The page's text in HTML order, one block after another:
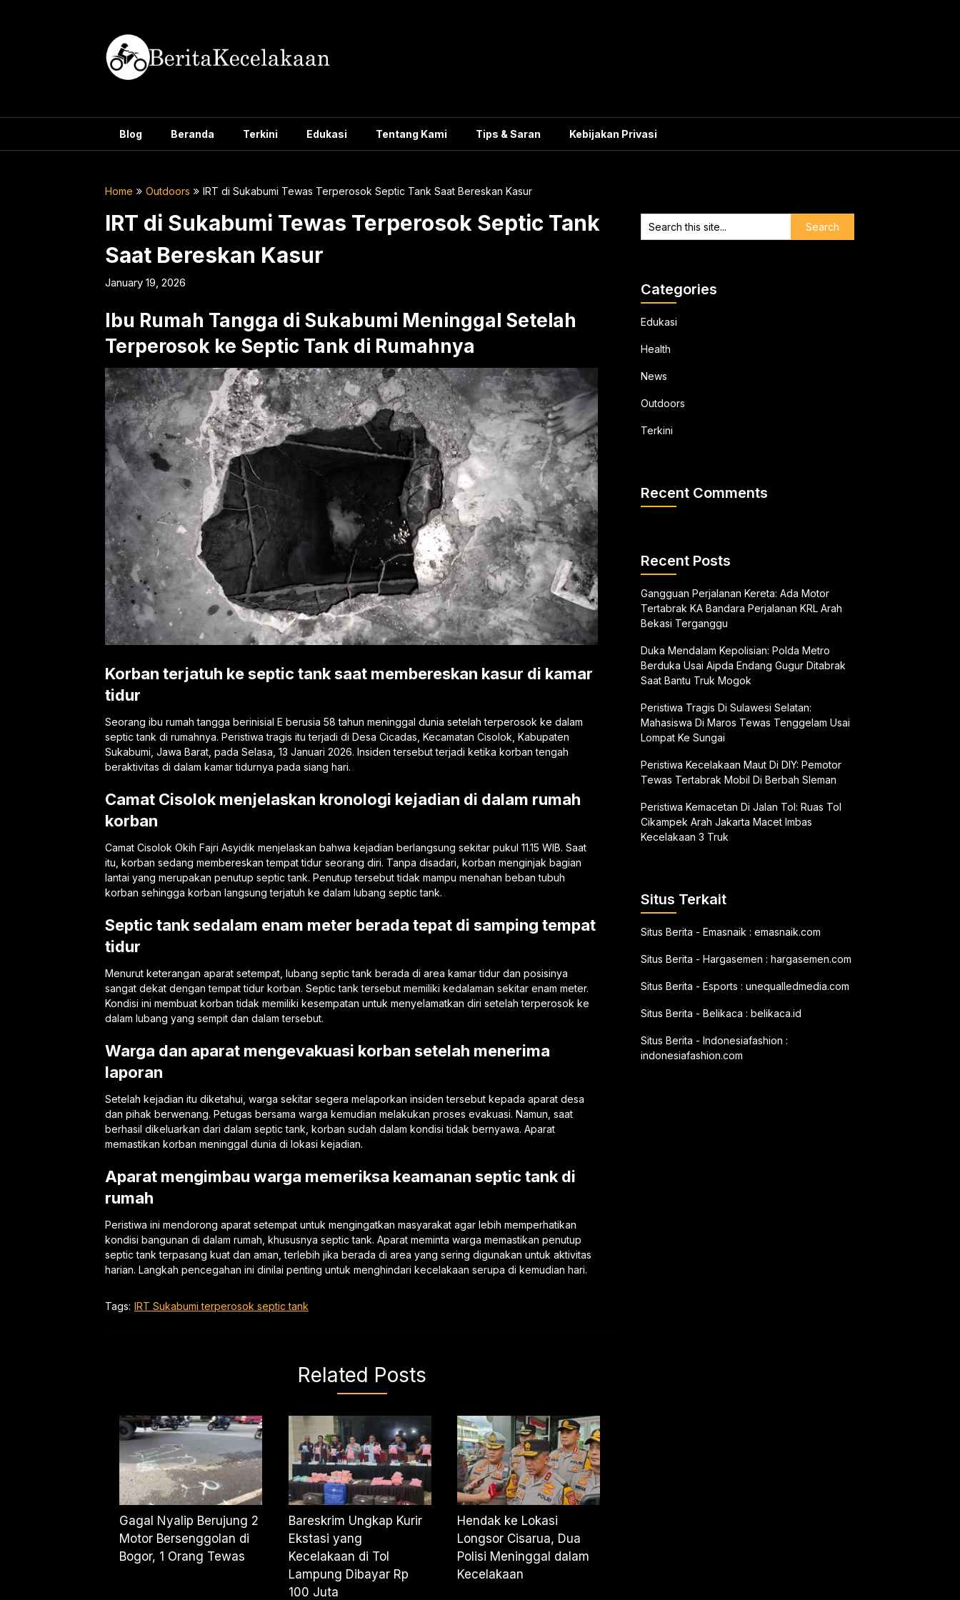
Blog Beranda Terkini Edukasi Tentang Kami Tips & Saran Kebijakan Privasi
Home Outdoors IRT di Sukabumi Tewas Terperosok Septic Tank Saat Bereskan Kasur
IRT di Sukabumi Tewas Terperosok Septic Tank
Saat Bereskan Kasur
January 19, 2026
Ibu Rumah Tangga di Sukabumi Meninggal Setelah
Terperosok ke Septic Tank di Rumahnya
Korban terjatuh ke septic tank saat membereskan kasur di kamar
tidur
Seorang ibu rumah tangga berinisial E berusia 58 tahun meninggal dunia setelah terperosok ke dalam
septic tank di rumahnya. Peristiwa tragis itu terjadi di Desa Cicadas, Kecamatan Cisolok, Kabupaten
Sukabumi, Jawa Barat, pada Selasa, 13 Januari 2026. Insiden tersebut terjadi ketika korban tengah
beraktivitas di dalam kamar tidurnya pada siang hari.
Camat Cisolok menjelaskan kronologi kejadian di dalam rumah
korban
Camat Cisolok Okih Fajri Asyidik menjelaskan bahwa kejadian berlangsung sekitar pukul 11.15 WIB. Saat
itu, korban sedang membereskan tempat tidur seorang diri. Tanpa disadari, korban menginjak bagian
lantai yang merupakan penutup septic tank. Penutup tersebut tidak mampu menahan beban tubuh
korban sehingga korban langsung terjatuh ke dalam lubang septic tank.
Septic tank sedalam enam meter berada tepat di samping tempat
tidur
Menurut keterangan aparat setempat, lubang septic tank berada di area kamar tidur dan posisinya
sangat dekat dengan tempat tidur korban. Septic tank tersebut memiliki kedalaman sekitar enam meter.
Kondisi ini membuat korban tidak memiliki kesempatan untuk menyelamatkan diri setelah terperosok ke
dalam lubang yang sempit dan dalam tersebut.
Warga dan aparat mengevakuasi korban setelah menerima
laporan
Setelah kejadian itu diketahui, warga sekitar segera melaporkan insiden tersebut kepada aparat desa
dan pihak berwenang. Petugas bersama warga kemudian melakukan proses evakuasi. Namun, saat
berhasil dikeluarkan dari dalam septic tank, korban sudah dalam kondisi tidak bernyawa. Aparat
memastikan korban meninggal dunia di lokasi kejadian.
Aparat mengimbau warga memeriksa keamanan septic tank di
rumah
Peristiwa ini mendorong aparat setempat untuk mengingatkan masyarakat agar lebih memperhatikan
kondisi bangunan di dalam rumah, khususnya septic tank. Aparat meminta warga memastikan penutup
septic tank terpasang kuat dan aman, terlebih jika berada di area yang sering digunakan untuk aktivitas
harian. Langkah pencegahan ini dinilai penting untuk menghindari kecelakaan serupa di kemudian hari.
Tags: IRT Sukabumi terperosok septic tank
Related Posts
Gagal Nyalip Berujung 2
Motor Bersenggolan di
Bogor, 1 Orang Tewas
Bareskrim Ungkap Kurir
Ekstasi yang
Kecelakaan di Tol
Lampung Dibayar Rp
100 Juta
Hendak ke Lokasi
Longsor Cisarua, Dua
Polisi Meninggal dalam
Kecelakaan
Categories
Edukasi
Health
News
Outdoors
Terkini
Recent Comments
Recent Posts
Gangguan Perjalanan Kereta: Ada Motor
Tertabrak KA Bandara Perjalanan KRL Arah
Bekasi Terganggu
Duka Mendalam Kepolisian: Polda Metro
Berduka Usai Aipda Endang Gugur Ditabrak
Saat Bantu Truk Mogok
Peristiwa Tragis Di Sulawesi Selatan:
Mahasiswa Di Maros Tewas Tenggelam Usai
Lompat Ke Sungai
Peristiwa Kecelakaan Maut Di DIY: Pemotor
Tewas Tertabrak Mobil Di Berbah Sleman
Peristiwa Kemacetan Di Jalan Tol: Ruas Tol
Cikampek Arah Jakarta Macet Imbas
Kecelakaan 3 Truk
Situs Terkait
Situs Berita - Emasnaik : emasnaik.com
Situs Berita - Hargasemen : hargasemen.com
Situs Berita - Esports : unequalledmedia.com
Situs Berita - Belikaca : belikaca.id
Situs Berita - Indonesiafashion :
indonesiafashion.com